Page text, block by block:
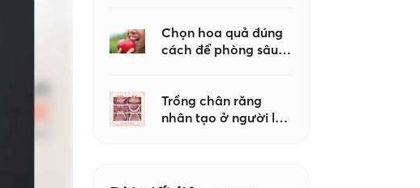
Chọn hoa quả đúng
cách để phòng sâu
Ngọc
Trồng chân răng
nhân tạo ở người lớn